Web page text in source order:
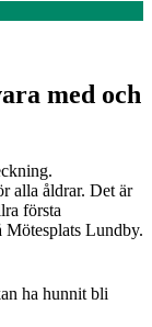
med och
alla åldrar. Det är
första
Mötesplats Lundby.
ha hunnit bli